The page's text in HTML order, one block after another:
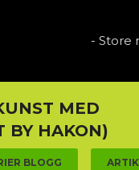
- Store
MED
BY HAKON)
BLOGG